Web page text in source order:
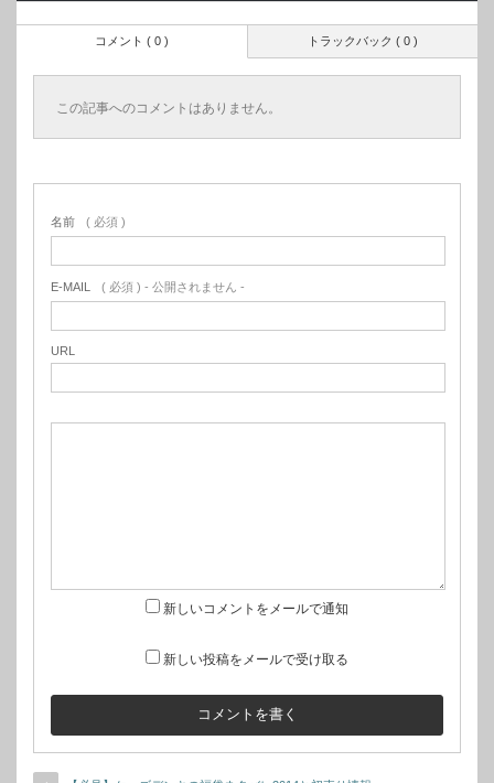
トラックバック ( 0 )
コメント ( 0 )
この記事へのコメントはありません。
名前 ( 必須 )
E-MAIL ( 必須 ) - 公開されません -
URL
新しいコメントをメールで通知
新しい投稿をメールで受け取る